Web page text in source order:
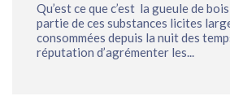
Qu’est ce que c’est la gueule de
partie de ces substances licites
consommées depuis la nuit des
réputation d’agrémenter les...